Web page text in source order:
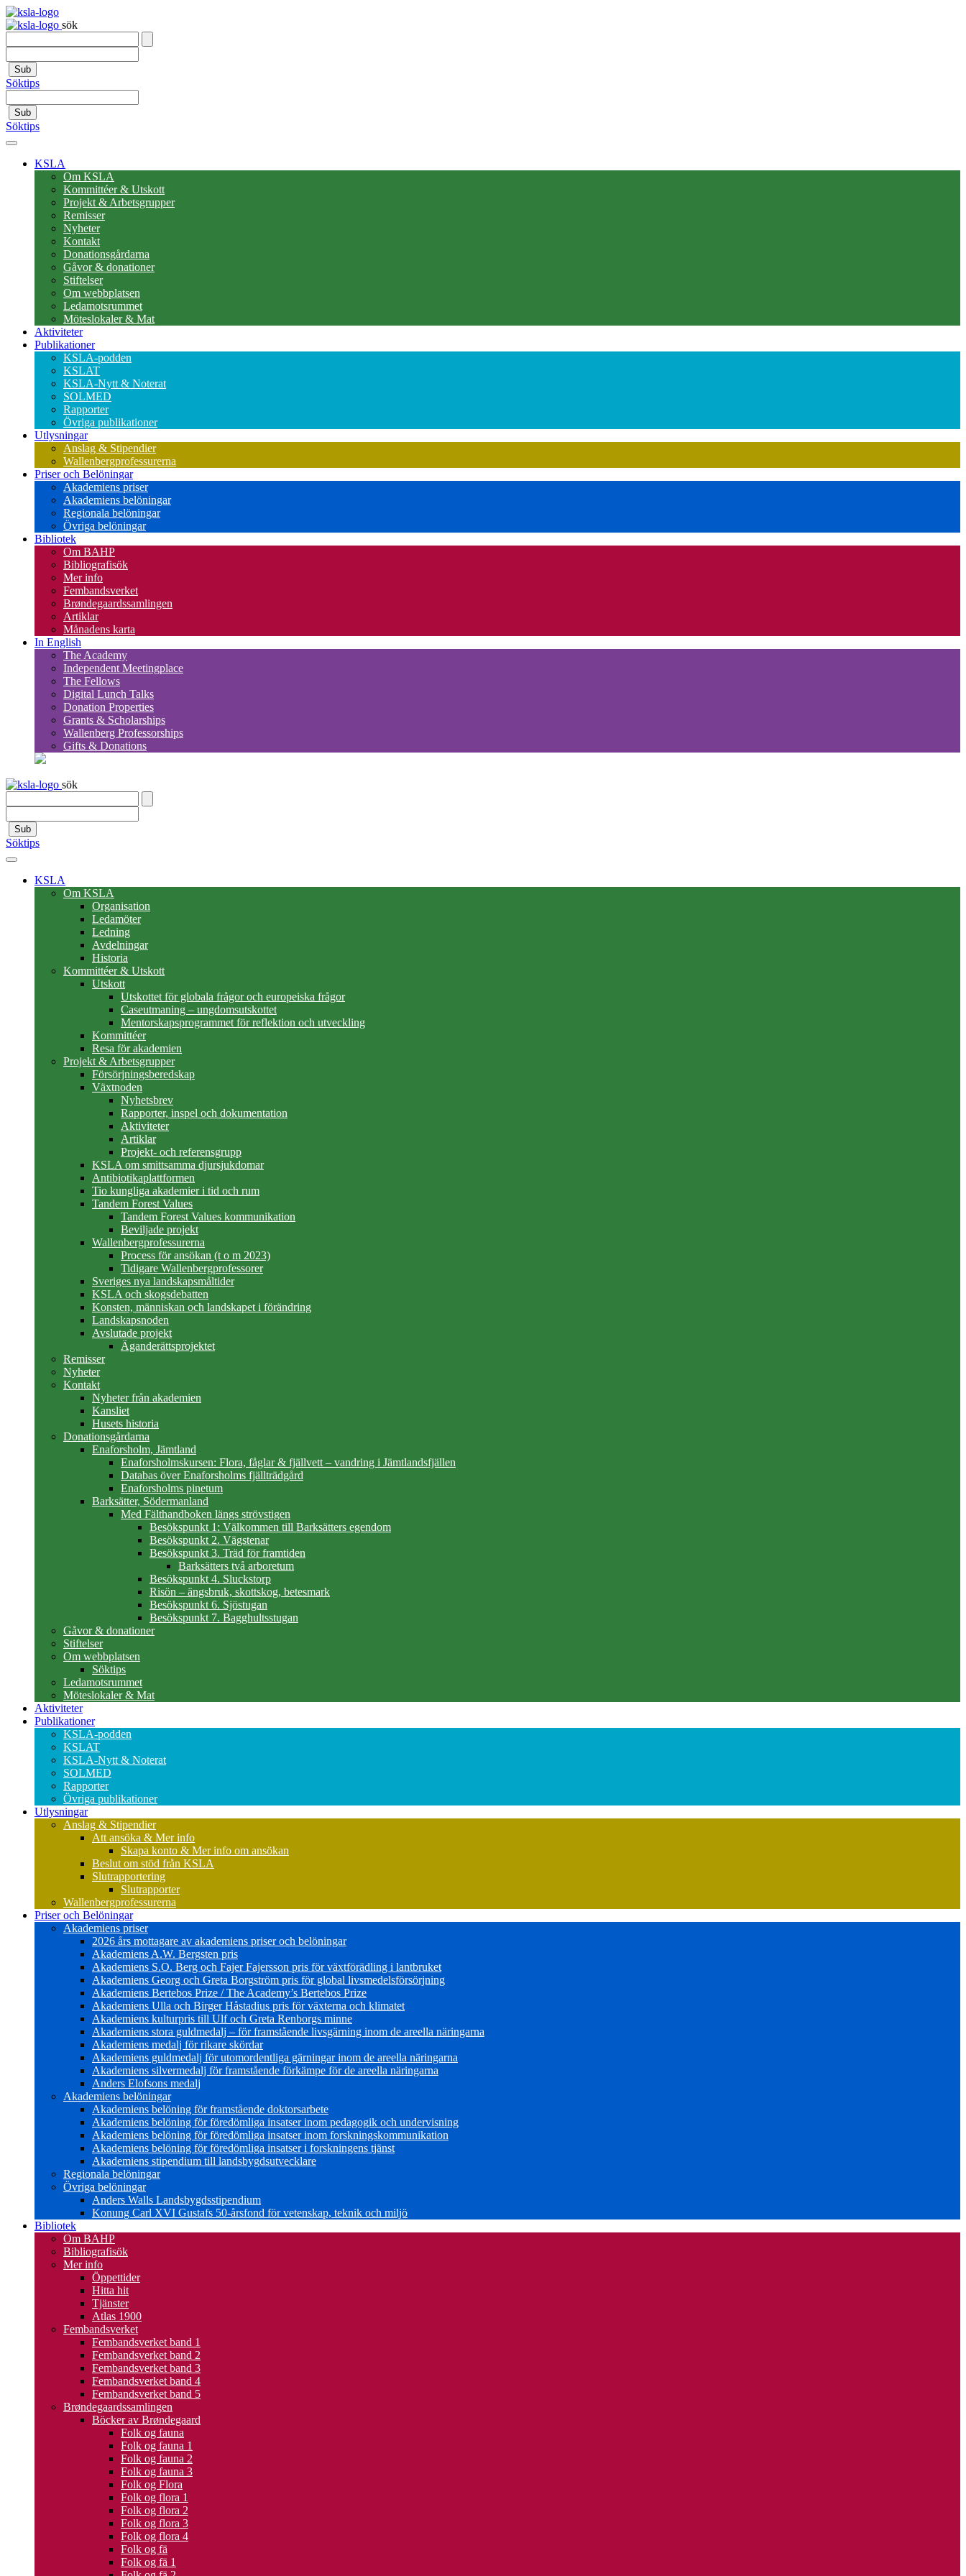
sök
Sub
Söktips
Sub
Söktips
KSLA
Om KSLA
Kommittéer & Utskott
Projekt & Arbetsgrupper
Remisser
Nyheter
Kontakt
Donationsgårdarna
Gåvor & donationer
Stiftelser
Om webbplatsen
Ledamotsrummet
Möteslokaler & Mat
Aktiviteter
Publikationer
KSLA-podden
KSLAT
KSLA-Nytt & Noterat
SOLMED
Rapporter
Övriga publikationer
Utlysningar
Anslag & Stipendier
Wallenbergprofessurerna
Priser och Belöningar
Akademiens priser
Akademiens belöningar
Regionala belöningar
Övriga belöningar
Bibliotek
Om BAHP
Bibliografisök
Mer info
Fembandsverket
Brøndegaardssamlingen
Artiklar
Månadens karta
In English
The Academy
Independent Meetingplace
The Fellows
Digital Lunch Talks
Donation Properties
Grants & Scholarships
Wallenberg Professorships
Gifts & Donations
sök
Sub
Söktips
KSLA
Om KSLA
Organisation
Ledamöter
Ledning
Avdelningar
Historia
Kommittéer & Utskott
Utskott
Utskottet för globala frågor och europeiska frågor
Caseutmaning – ungdomsutskottet
Mentorskapsprogrammet för reflektion och utveckling
Kommittéer
Resa för akademien
Projekt & Arbetsgrupper
Försörjningsberedskap
Växtnoden
Nyhetsbrev
Rapporter, inspel och dokumentation
Aktiviteter
Artiklar
Projekt- och referensgrupp
KSLA om smittsamma djursjukdomar
Antibiotikaplattformen
Tio kungliga akademier i tid och rum
Tandem Forest Values
Tandem Forest Values kommunikation
Beviljade projekt
Wallenbergprofessurerna
Process för ansökan (t o m 2023)
Tidigare Wallenbergprofessorer
Sveriges nya landskapsmåltider
KSLA och skogsdebatten
Konsten, människan och landskapet i förändring
Landskapsnoden
Avslutade projekt
Äganderättsprojektet
Remisser
Nyheter
Kontakt
Nyheter från akademien
Kansliet
Husets historia
Donationsgårdarna
Enaforsholm, Jämtland
Enaforsholmskursen: Flora, fåglar & fjällvett – vandring i Jämtlandsfjällen
Databas över Enaforsholms fjällträdgård
Enaforsholms pinetum
Barksätter, Södermanland
Med Fälthandboken längs strövstigen
Besökspunkt 1: Välkommen till Barksätters egendom
Besökspunkt 2. Vägstenar
Besökspunkt 3. Träd för framtiden
Barksätters två arboretum
Besökspunkt 4. Sluckstorp
Risön – ängsbruk, skottskog, betesmark
Besökspunkt 6. Sjöstugan
Besökspunkt 7. Bagghultsstugan
Gåvor & donationer
Stiftelser
Om webbplatsen
Söktips
Ledamotsrummet
Möteslokaler & Mat
Aktiviteter
Publikationer
KSLA-podden
KSLAT
KSLA-Nytt & Noterat
SOLMED
Rapporter
Övriga publikationer
Utlysningar
Anslag & Stipendier
Att ansöka & Mer info
Skapa konto & Mer info om ansökan
Beslut om stöd från KSLA
Slutrapportering
Slutrapporter
Wallenbergprofessurerna
Priser och Belöningar
Akademiens priser
2026 års mottagare av akademiens priser och belöningar
Akademiens A.W. Bergsten pris
Akademiens S.O. Berg och Fajer Fajersson pris för växtförädling i lantbruket
Akademiens Georg och Greta Borgström pris för global livsmedelsförsörjning
Akademiens Bertebos Prize / The Academy’s Bertebos Prize
Akademiens Ulla och Birger Håstadius pris för växterna och klimatet
Akademiens kulturpris till Ulf och Greta Renborgs minne
Akademiens stora guldmedalj – för framstående livsgärning inom de areella näringarna
Akademiens medalj för rikare skördar
Akademiens guldmedalj för utomordentliga gärningar inom de areella näringarna
Akademiens silvermedalj för framstående förkämpe för de areella näringarna
Anders Elofsons medalj
Akademiens belöningar
Akademiens belöning för framstående doktorsarbete
Akademiens belöning för föredömliga insatser inom pedagogik och undervisning
Akademiens belöning för föredömliga insatser inom forskningskommunikation
Akademiens belöning för föredömliga insatser i forskningens tjänst
Akademiens stipendium till landsbygdsutvecklare
Regionala belöningar
Övriga belöningar
Anders Walls Landsbygdsstipendium
Konung Carl XVI Gustafs 50-årsfond för vetenskap, teknik och miljö
Bibliotek
Om BAHP
Bibliografisök
Mer info
Öppettider
Hitta hit
Tjänster
Atlas 1900
Fembandsverket
Fembandsverket band 1
Fembandsverket band 2
Fembandsverket band 3
Fembandsverket band 4
Fembandsverket band 5
Brøndegaardssamlingen
Böcker av Brøndegaard
Folk og fauna
Folk og fauna 1
Folk og fauna 2
Folk og fauna 3
Folk og Flora
Folk og flora 1
Folk og flora 2
Folk og flora 3
Folk og flora 4
Folk og fä
Folk og fä 1